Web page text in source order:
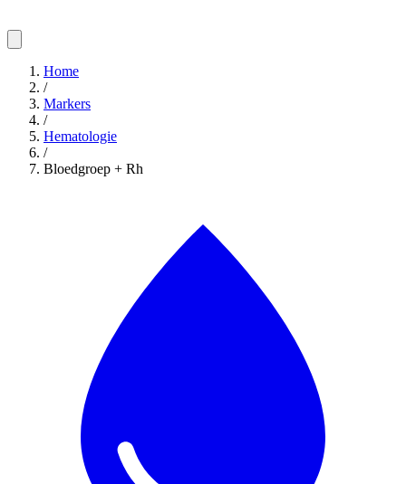
Home
/
Markers
/
Hematologie
/
Bloedgroep + Rh